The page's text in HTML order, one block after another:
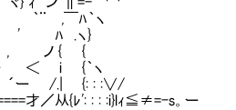
,￣ﾊ｀ヽ
.ヽ}
, ノ { {
＜ i {｀ヽ
/.| {: : :∨/
才／从{ﾚ': : : :i}lｨ≦≠=-s。ー